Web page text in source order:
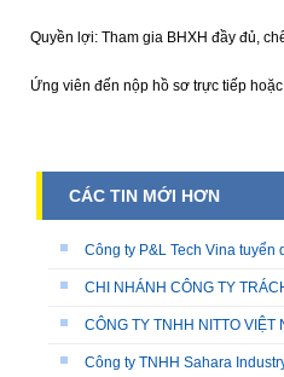
Quyền lợi: Tham gia BHXH đầy đủ,
Ứng viên đến nộp hồ sơ trực tiếp
CÁC TIN MỚI HƠN
Công ty P&L Tech Vina tuyển
CHI NHÁNH CÔNG TY
CÔNG TY TNHH NITTO
Công ty TNHH Sahara